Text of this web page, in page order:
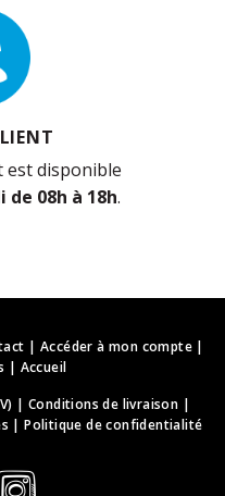
est disponible
de 08h à 18h.
| Accéder à mon compte|
| Accueil
|Conditions de livraison |
|Politique de confidentialité